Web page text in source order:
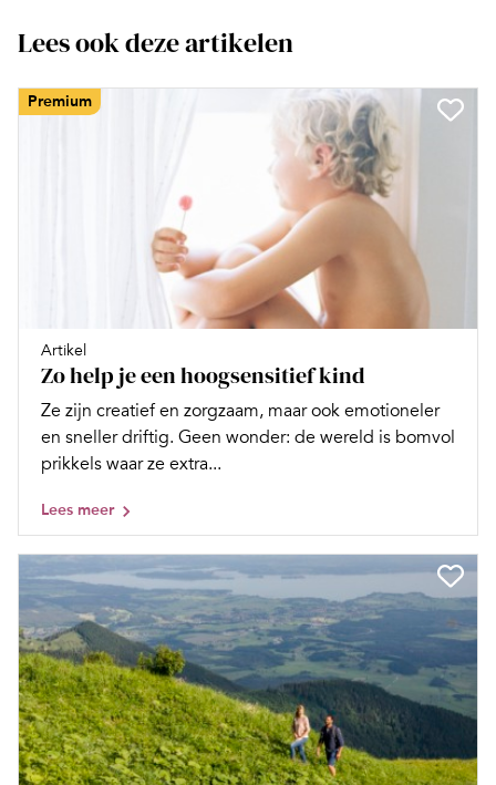
Lees ook deze artikelen
Premium
Artikel
Zo help je een hoogsensitief kind
Ze zijn creatief en zorgzaam, maar ook emotioneler
en sneller driftig. Geen wonder: de wereld is bomvol
prikkels waar ze extra...
Lees meer